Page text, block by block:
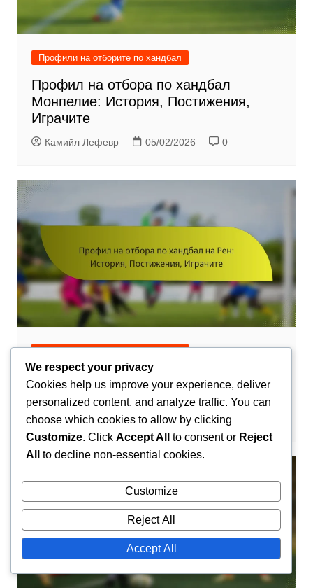
Профили на отборите по хандбал
Профил на отбора по хандбал
Монпелие: История, Постижения,
Играчите
Камийл Лефевр 05/02/2026 0
Профили на отборите по хандбал
Профил на отбора по хандбал на
Рен: История, Постижения, Играчите
Камийл Лефевр 05/02/2026 0
We respect your privacy
Cookies help us improve your experience, deliver
personalized content, and analyze traffic. You can
choose which cookies to allow by clicking
Customize. Click Accept All to consent or Reject
All
to decline non-essential cookies.
Customize
Reject All
Accept All